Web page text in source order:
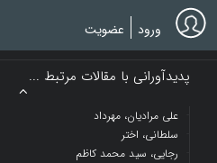
Skip
to
main
ورود عضویت
پدیدآورانی با مقالات مرتبط ...
علی مرادیان، مهرداد
سلطانی، اختر
رجایی، سید محمد کاظم